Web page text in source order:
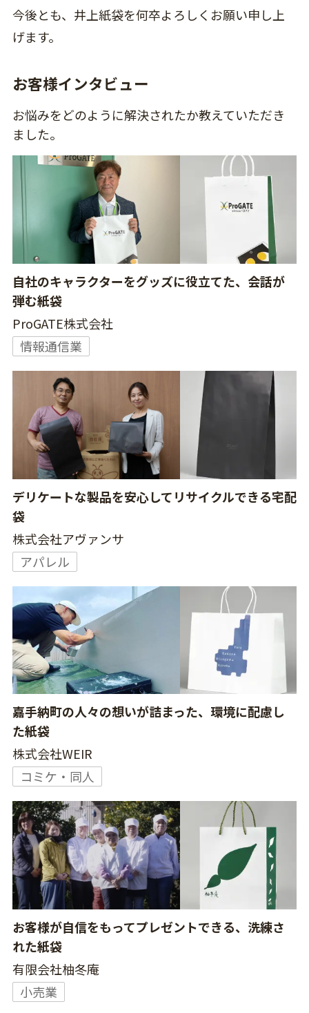
今後とも、井上紙袋を何卒よろしくお願い申し上
げます。
お客様インタビュー
お悩みをどのように解決されたか教えていただき
ました。
自社のキャラクターをグッズに役立てた、会話が
弾む紙袋
ProGATE株式会社
情報通信業
デリケートな製品を安心してリサイクルできる宅配
袋
株式会社アヴァンサ
アパレル
嘉手納町の人々の想いが詰まった、環境に配慮し
た紙袋
株式会社WEIR
コミケ・同人
お客様が自信をもってプレゼントできる、洗練さ
れた紙袋
有限会社柚冬庵
小売業